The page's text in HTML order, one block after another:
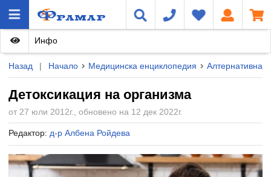
Назад | Начало Медицинска енциклопедия Алтернативна
Детоксикация на организма
от 27 юли 2012г., обновено на 12 дек 2022г.
Редактор: д-р Албена Ройдева
Инфо